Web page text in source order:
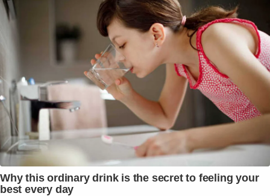
Why this ordinary drink is the secret to feeling your
best every day